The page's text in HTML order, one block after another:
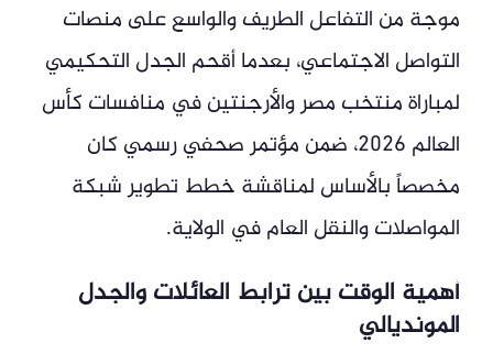
موجة من التفاعل الطريف والواسع على منصات
التواصل الاجتماعي، بعدما أقحم الجدل التحكيمي
لمباراة منتخب مصر والأرجنتين في منافسات كأس
العالم 2026، ضمن مؤتمر صحفي رسمي كان
مخصصاً بالأساس لمناقشة خطط تطوير شبكة
المواصلات والنقل العام في الولاية.
أهمية الوقت بين ترابط العائلات والجدل
المونديالي